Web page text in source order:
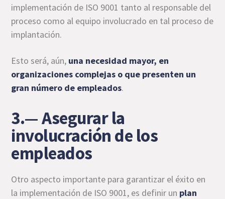
implementación de ISO 9001 tanto al responsable del
proceso como al equipo involucrado en tal proceso de
implantación.
Esto será, aún, una necesidad mayor, en
organizaciones complejas o que presenten un
gran número de empleados.
3.— Asegurar la
involucración de los
empleados
Otro aspecto importante para garantizar el éxito en
la implementación de ISO 9001, es definir un plan